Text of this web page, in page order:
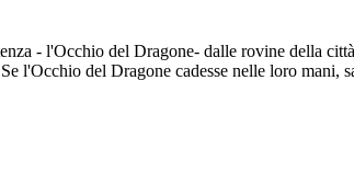
- l'Occhio del Dragone- dalle rovine della
l'Occhio del Dragone cadesse nelle loro mani,